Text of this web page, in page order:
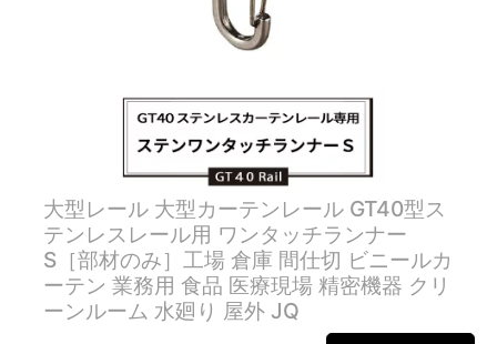
大型レール 大型カーテンレール GT40型ス
テンレスレール用 ワンタッチランナー
S［部材のみ］工場 倉庫 間仕切 ビニールカ
ーテン 業務用 食品 医療現場 精密機器 クリ
ーンルーム 水廻り 屋外 JQ